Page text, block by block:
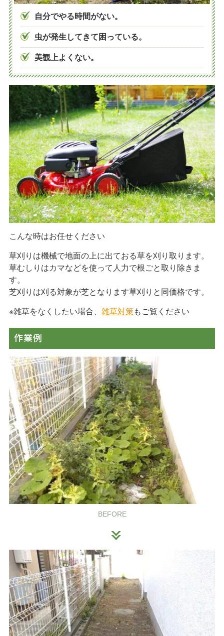
従業員募集
パートナー募集
会社案内
施工事例
お問い合わせ
ご予約
自動見積り
新着情報
プライバシーポリシー
045-438-8017
月～金曜日（※祝祭日・8/13-16,12/31-1/3を除く）
9：00
～ 18：00
【営業エリア】
神奈川県・東京都（千代田区 / 中央区 / 港区 / 新宿区 / 文京
谷区 / 渋谷区 / 中野区 / 杉並区 / 豊島区 / 北区 / 荒川区 / 板橋
区 / 練馬区 / 足立区 / 葛飾区 / 江戸川区 / 八王子市 / 立川市 /
市 / 日野市 / 国分寺市 / 国立市 / 福生市 / 狛江市 / 多摩市 / 稲
城市 / 西東京市）
自分でやる時間がない。
虫が発生してきて困っている。
美観上よくない。
こんな時はお任せください
草刈りは機械で地面の上に出ておる草を刈り取ります。
草むしりはカマなどを使って人力で根ごと取り除きま
す。
芝刈りは刈る対象が芝となります草刈りと同価格です。
※雑草をなくしたい場合、 雑草対策もご覧ください
作業例
BEFORE